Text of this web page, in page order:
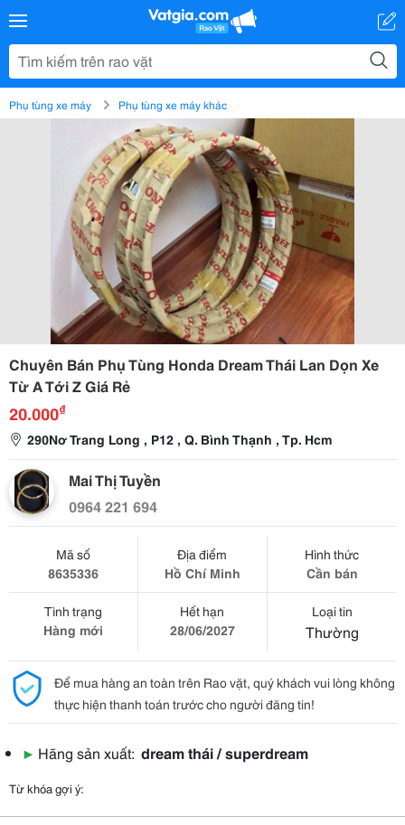
Phụ tùng xe máy Phụ tùng xe máy khác
Chuyên Bán Phụ Tùng Honda Dream Thái Lan Dọn Xe
Từ A Tới Z Giá Rẻ
20.000₫
290Nơ Trang Long , P12 , Q. Bình Thạnh , Tp. Hcm
Mai Thị Tuyền
0964 221 694
Mã số
8635336
Địa điểm
Hồ Chí Minh
Hình thức
Cần bán
Tình trạng
Hàng mới
Hết hạn
28/06/2027
Loại tin
Thường
Để mua hàng an toàn trên Rao vặt, quý khách vui lòng không
thực hiện thanh toán trước cho người đăng tin!
▶ Hãng sản xuất: dream thái / superdream
Từ khóa gợi ý: